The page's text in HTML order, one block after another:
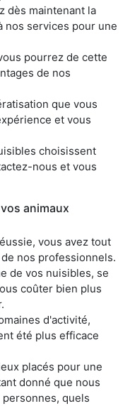
dès maintenant la
nos services pour une
pourrez de cette
de nos
que vous
et vous
choisissent
nous et vous
animaux
vous avez tout
nos professionnels.
de vos nuisibles, se
coûter bien plus
d'activité,
été plus efficace
placés pour une
donné que nous
quels